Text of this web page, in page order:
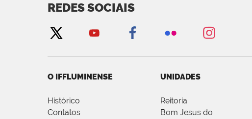
REDES SOCIAIS
O IFFLUMINENSE
Histórico
Contatos
UNIDADES
Reitoria
Bom Jesus do